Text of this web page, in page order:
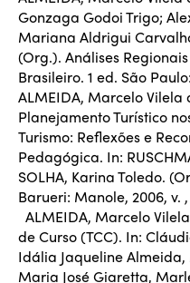
Gonzaga Godoi Trigo;
Mariana Aldrigui
(Org.). Análises
Brasileiro. 1 ed. São
ALMEIDA, Marcelo Vilela
Planejamento Turístico
Turismo: Reflexões e
Pedagógica. In:
SOLHA, Karina Toledo.
Barueri: Manole, 2006, v.
ALMEIDA, Marcelo
de Curso (TCC). In:
Idália Jaqueline
Maria José Giaretta,